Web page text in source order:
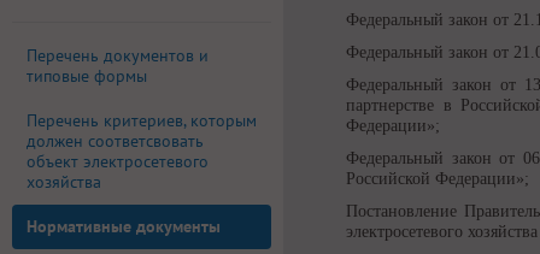
Федеральный закон от
Федеральный закон от
Федеральный закон от
партнерстве в
Федерации»;
Федеральный закон от
Российской Федерации»;
Постановление
электросетевого
Перечень документов и
типовые формы
Перечень критериев, которым
должен соответсвовать
объект электросетевого
хозяйства
Нормативные документы